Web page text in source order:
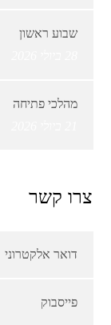
שבוע ראשון
מהלכי פתיחה
צרו קשר
דואר אלקטרוני
פייסבוק